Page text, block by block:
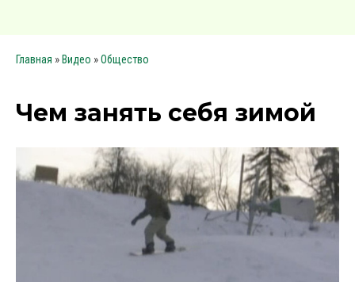
Главная » Видео »Общество
Чем занять себя зимой